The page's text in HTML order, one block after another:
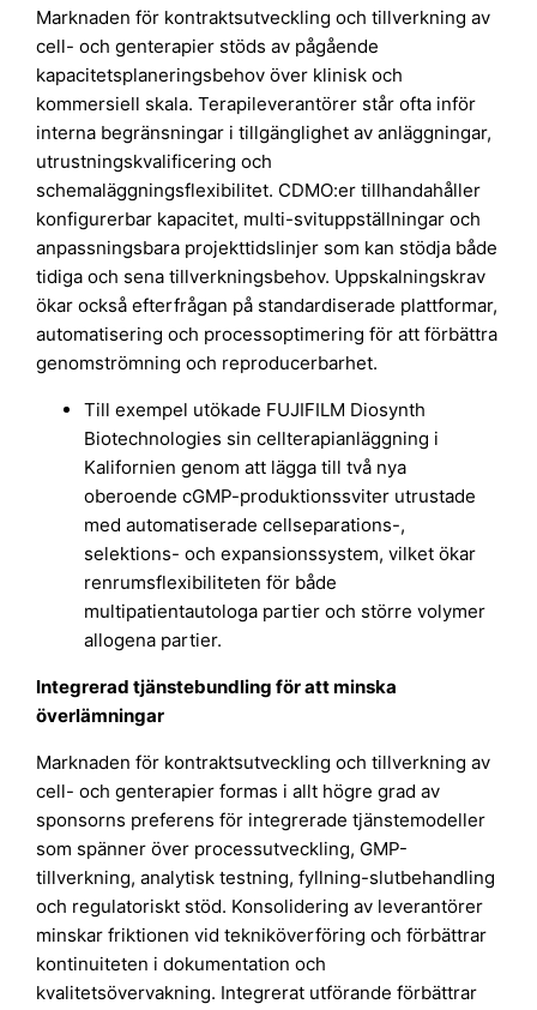
Marknaden för kontraktsutveckling och tillverkning av
cell- och genterapier stöds av pågående
kapacitetsplaneringsbehov över klinisk och
kommersiell skala. Terapileverantörer står ofta inför
interna begränsningar i tillgänglighet av anläggningar,
utrustningskvalificering och
schemaläggningsflexibilitet. CDMO:er tillhandahåller
konfigurerbar kapacitet, multi-svituppställningar och
anpassningsbara projekttidslinjer som kan stödja både
tidiga och sena tillverkningsbehov. Uppskalningskrav
ökar också efterfrågan på standardiserade plattformar,
automatisering och processoptimering för att förbättra
genomströmning och reproducerbarhet.
Till exempel utökade FUJIFILM Diosynth
Biotechnologies sin cellterapianläggning i
Kalifornien genom att lägga till två nya
oberoende cGMP-produktionssviter utrustade
med automatiserade cellseparations-,
selektions- och expansionssystem, vilket ökar
renrumsflexibiliteten för både
multipatientautologa partier och större volymer
allogena partier.
Integrerad tjänstebundling för att minska
överlämningar
Marknaden för kontraktsutveckling och tillverkning av
cell- och genterapier formas i allt högre grad av
sponsorns preferens för integrerade tjänstemodeller
som spänner över processutveckling, GMP-
tillverkning, analytisk testning, fyllning-slutbehandling
och regulatoriskt stöd. Konsolidering av leverantörer
minskar friktionen vid tekniköverföring och förbättrar
kontinuiteten i dokumentation och
kvalitetsövervakning. Integrerat utförande förbättrar